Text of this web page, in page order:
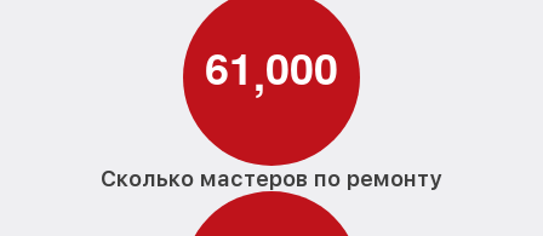
61,000
Сколько мастеров по ремонту